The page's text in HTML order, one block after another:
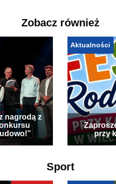
Zobacz również
nagrodą z
Aktualności
przy
Sport